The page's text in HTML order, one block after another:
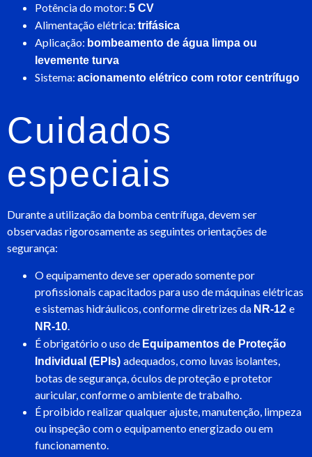
Potência do motor: 5 CV
Alimentação elétrica: trifásica
Aplicação: bombeamento de água limpa ou
levemente turva
Sistema: acionamento elétrico com rotor centrífugo
Cuidados
especiais
Durante a utilização da bomba centrífuga, devem ser
observadas rigorosamente as seguintes orientações de
segurança:
O equipamento deve ser operado somente por
profissionais capacitados para uso de máquinas elétricas
e sistemas hidráulicos, conforme diretrizes da NR-12 e
NR-10
É obrigatório o uso de Equipamentos de Proteção
Individual (EPIs) adequados, como luvas isolantes,
botas de segurança, óculos de proteção e protetor
auricular, conforme o ambiente de trabalho.
É proibido realizar qualquer ajuste, manutenção, limpeza
ou inspeção com o equipamento energizado ou em
funcionamento.